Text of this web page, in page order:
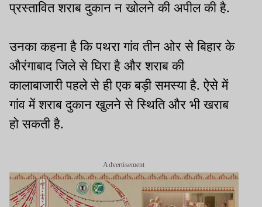
प्रस्तावित शराब दुकान न खोलने की अपील की है.
उनका कहना है कि पथरा गांव तीन ओर से बिहार के
औरंगाबाद जिले से घिरा है और शराब की
कालाबाजारी पहले से ही एक बड़ी समस्या है. ऐसे में
गांव में शराब दुकान खुलने से स्थिति और भी खराब
हो सकती है.
Advertisement